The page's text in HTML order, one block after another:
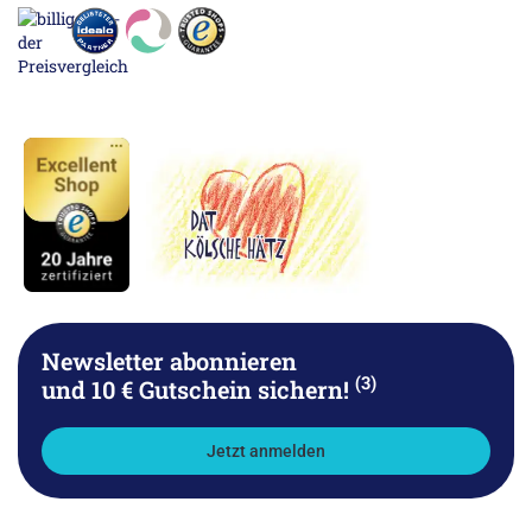
Newsletter abonnieren
und 10 € Gutschein sichern! (3)
Jetzt anmelden